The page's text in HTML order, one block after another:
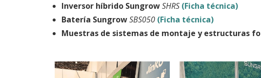
Inversor híbrido SungrowSHRS (Ficha técnica)
Batería SungrowSBS050 (Ficha técnica)
Muestras de sistemas de montaje y estructuras